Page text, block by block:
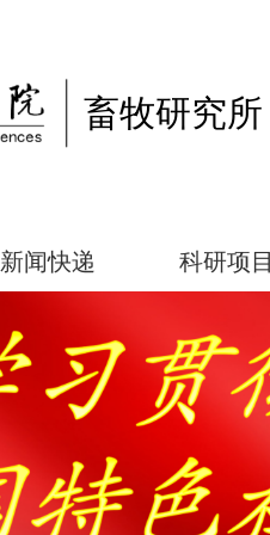
畜牧研究所
新闻快递 科研项目